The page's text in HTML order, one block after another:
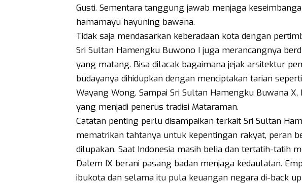
Gusti. Sementara tanggung jawab menjaga
hamamayu hayuning bawana.
Tidak saja mendasarkan keberadaan kota dengan
Sri Sultan Hamengku Buwono I juga merancangnya
yang matang. Bisa dilacak bagaimana jejak arsitektur
budayanya dihidupkan dengan menciptakan tarian
Wayang Wong. Sampai Sri Sultan Hamengku Buwana
yang menjadi penerus tradisi Mataraman.
Catatan penting perlu disampaikan terkait Sri Sultan
mematrikan tahtanya untuk kepentingan rakyat, peran
dilupakan. Saat Indonesia masih belia dan tertatih-tatih
Dalem IX berani pasang badan menjaga kedaulatan.
ibukota dan selama itu pula keuangan negara di-back